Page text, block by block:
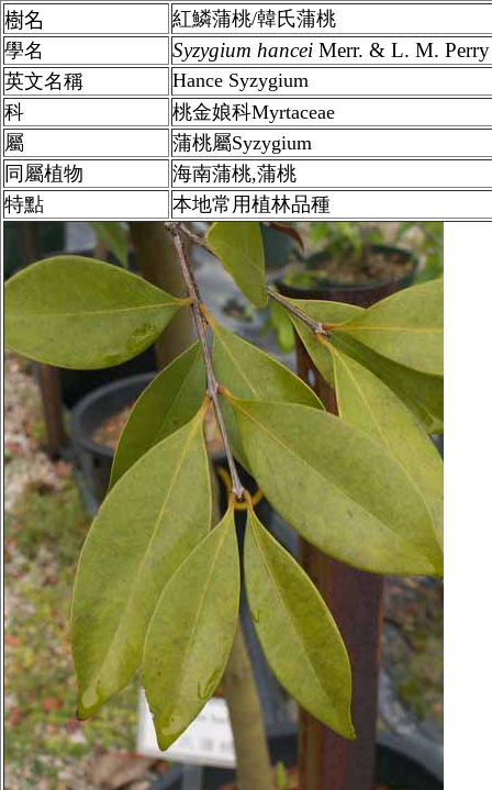
樹名
紅鱗蒲桃/韓氏蒲桃
學名
Syzygium hancei Merr. & L. M. Perry
英文名稱
Hance Syzygium
科
桃金娘科Myrtaceae
屬
蒲桃屬Syzygium
同屬植物
海南蒲桃,蒲桃
特點
本地常用植林品種